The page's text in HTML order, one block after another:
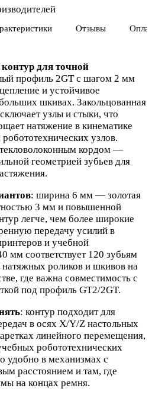
Отзывы
для точной
профиль 2GT с шагом 2 мм
и устойчивое
шкивах. Закольцованная
узлы и стыки, что
натяжение в кинематике
узлов.
кордом —
геометрией зубьев для
: ширина 6 мм — золотая
3 мм и повышенной
легче, чем более широкие
передачу усилий в
и учебной
мм соответствует 120 зубьям
роликов и шкивов на
где важна совместимость с
под профиль GT2/2GT.
: контур подходит для
в осях X/Y/Z настольных
линейного перемещения,
робототехнических
удобно в механизмах с
расстоянием и там, где
на концах ремня.